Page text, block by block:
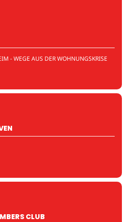
- WEGE AUS DER WOHNUNGSKRISE
CLUB